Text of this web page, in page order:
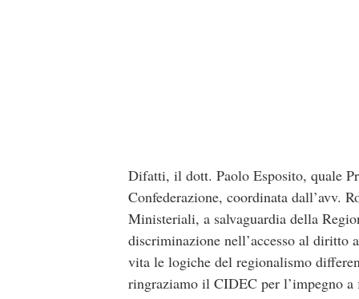
Difatti, il dott. Paolo Esposito, quale
Confederazione, coordinata dall’avv.
Ministeriali, a salvaguardia della
discriminazione nell’accesso al
vita le logiche del regionalismo
ringraziamo il CIDEC per l’impegno